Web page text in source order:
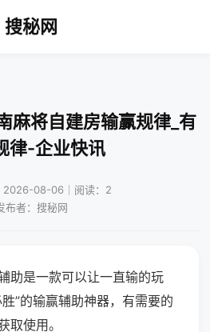
搜秘网
麻将自建房输赢规律_有
律-企业快讯
2026-08-06｜阅读：2
布者：搜秘网
助是一款可以让一直输的玩
”的输赢辅助神器，有需要的
取使用。